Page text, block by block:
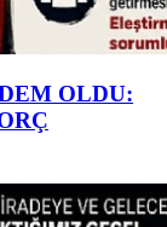
OLDU: